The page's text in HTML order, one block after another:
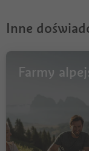
10
12
17
18
19
Inne
Farmy